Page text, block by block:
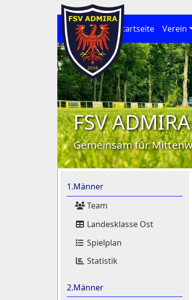
Startseite Verein
FSV
Gemeinsam für
1.Männer
Team
Landesklasse Ost
Spielplan
Statistik
2.Männer